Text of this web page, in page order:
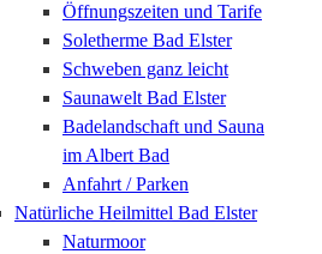
Öffnungszeiten und Tarife
Soletherme Bad Elster
Schweben ganz leicht
Saunawelt Bad Elster
Badelandschaft und Sauna
im Albert Bad
Anfahrt / Parken
Natürliche Heilmittel Bad Elster
Naturmoor